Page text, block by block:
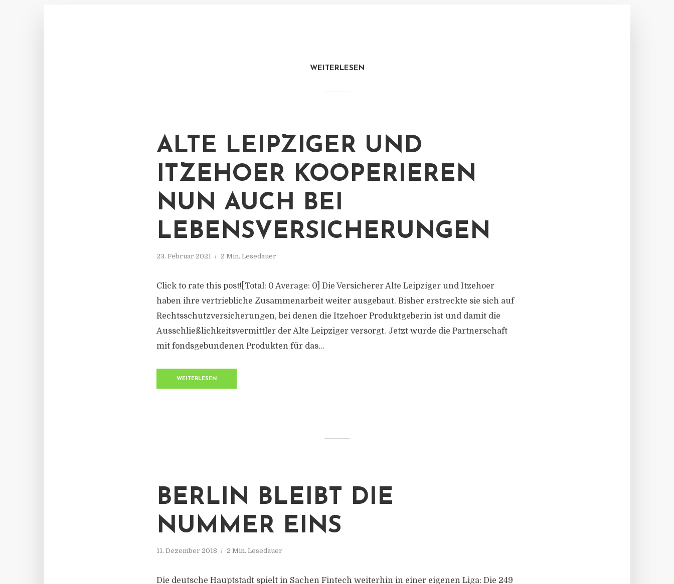
WEITERLESEN
ALTE LEIPZIGER UND
ITZEHOER KOOPERIEREN
NUN AUCH BEI
LEBENSVERSICHERUNGEN
23. Februar 2021 2 Min. Lesedauer
Click to rate this post![Total: 0 Average: 0] Die Versicherer Alte Leipziger und Itzehoer
haben ihre vertriebliche Zusammenarbeit weiter ausgebaut. Bisher erstreckte sie sich auf
Rechtsschutzversicherungen, bei denen die Itzehoer Produktgeberin ist und damit die
Ausschließlichkeitsvermittler der Alte Leipziger versorgt. Jetzt wurde die Partnerschaft
mit fondsgebundenen Produkten für das...
WEITERLESEN
BERLIN BLEIBT DIE
NUMMER EINS
11. Dezember 2018 2 Min. Lesedauer
Die deutsche Hauptstadt spielt in Sachen Fintech weiterhin in einer eigenen Liga: Die 249